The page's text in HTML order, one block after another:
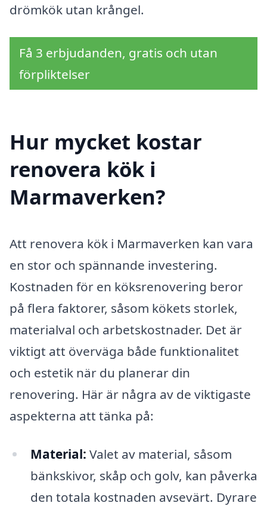
drömkök utan krångel.
Få 3 erbjudanden, gratis och utan
förpliktelser
Hur mycket kostar
renovera kök i
Marmaverken?
Att renovera kök i Marmaverken kan vara
en stor och spännande investering.
Kostnaden för en köksrenovering beror
på flera faktorer, såsom kökets storlek,
materialval och arbetskostnader. Det är
viktigt att överväga både funktionalitet
och estetik när du planerar din
renovering. Här är några av de viktigaste
aspekterna att tänka på:
Material: Valet av material, såsom
bänkskivor, skåp och golv, kan påverka
den totala kostnaden avsevärt. Dyrare